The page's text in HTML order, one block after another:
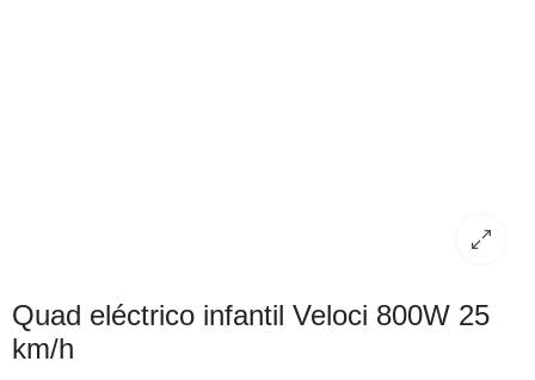
Quad eléctrico infantil Veloci 800W 25
km/h